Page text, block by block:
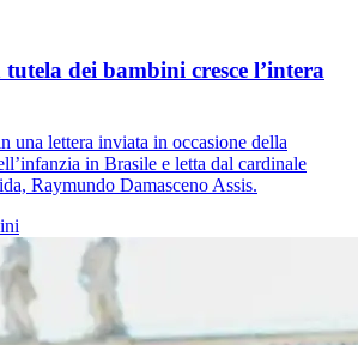
dei bambini cresce l’intera
una lettera inviata in occasione della
in Brasile e letta dal cardinale
Raymundo Damasceno Assis.